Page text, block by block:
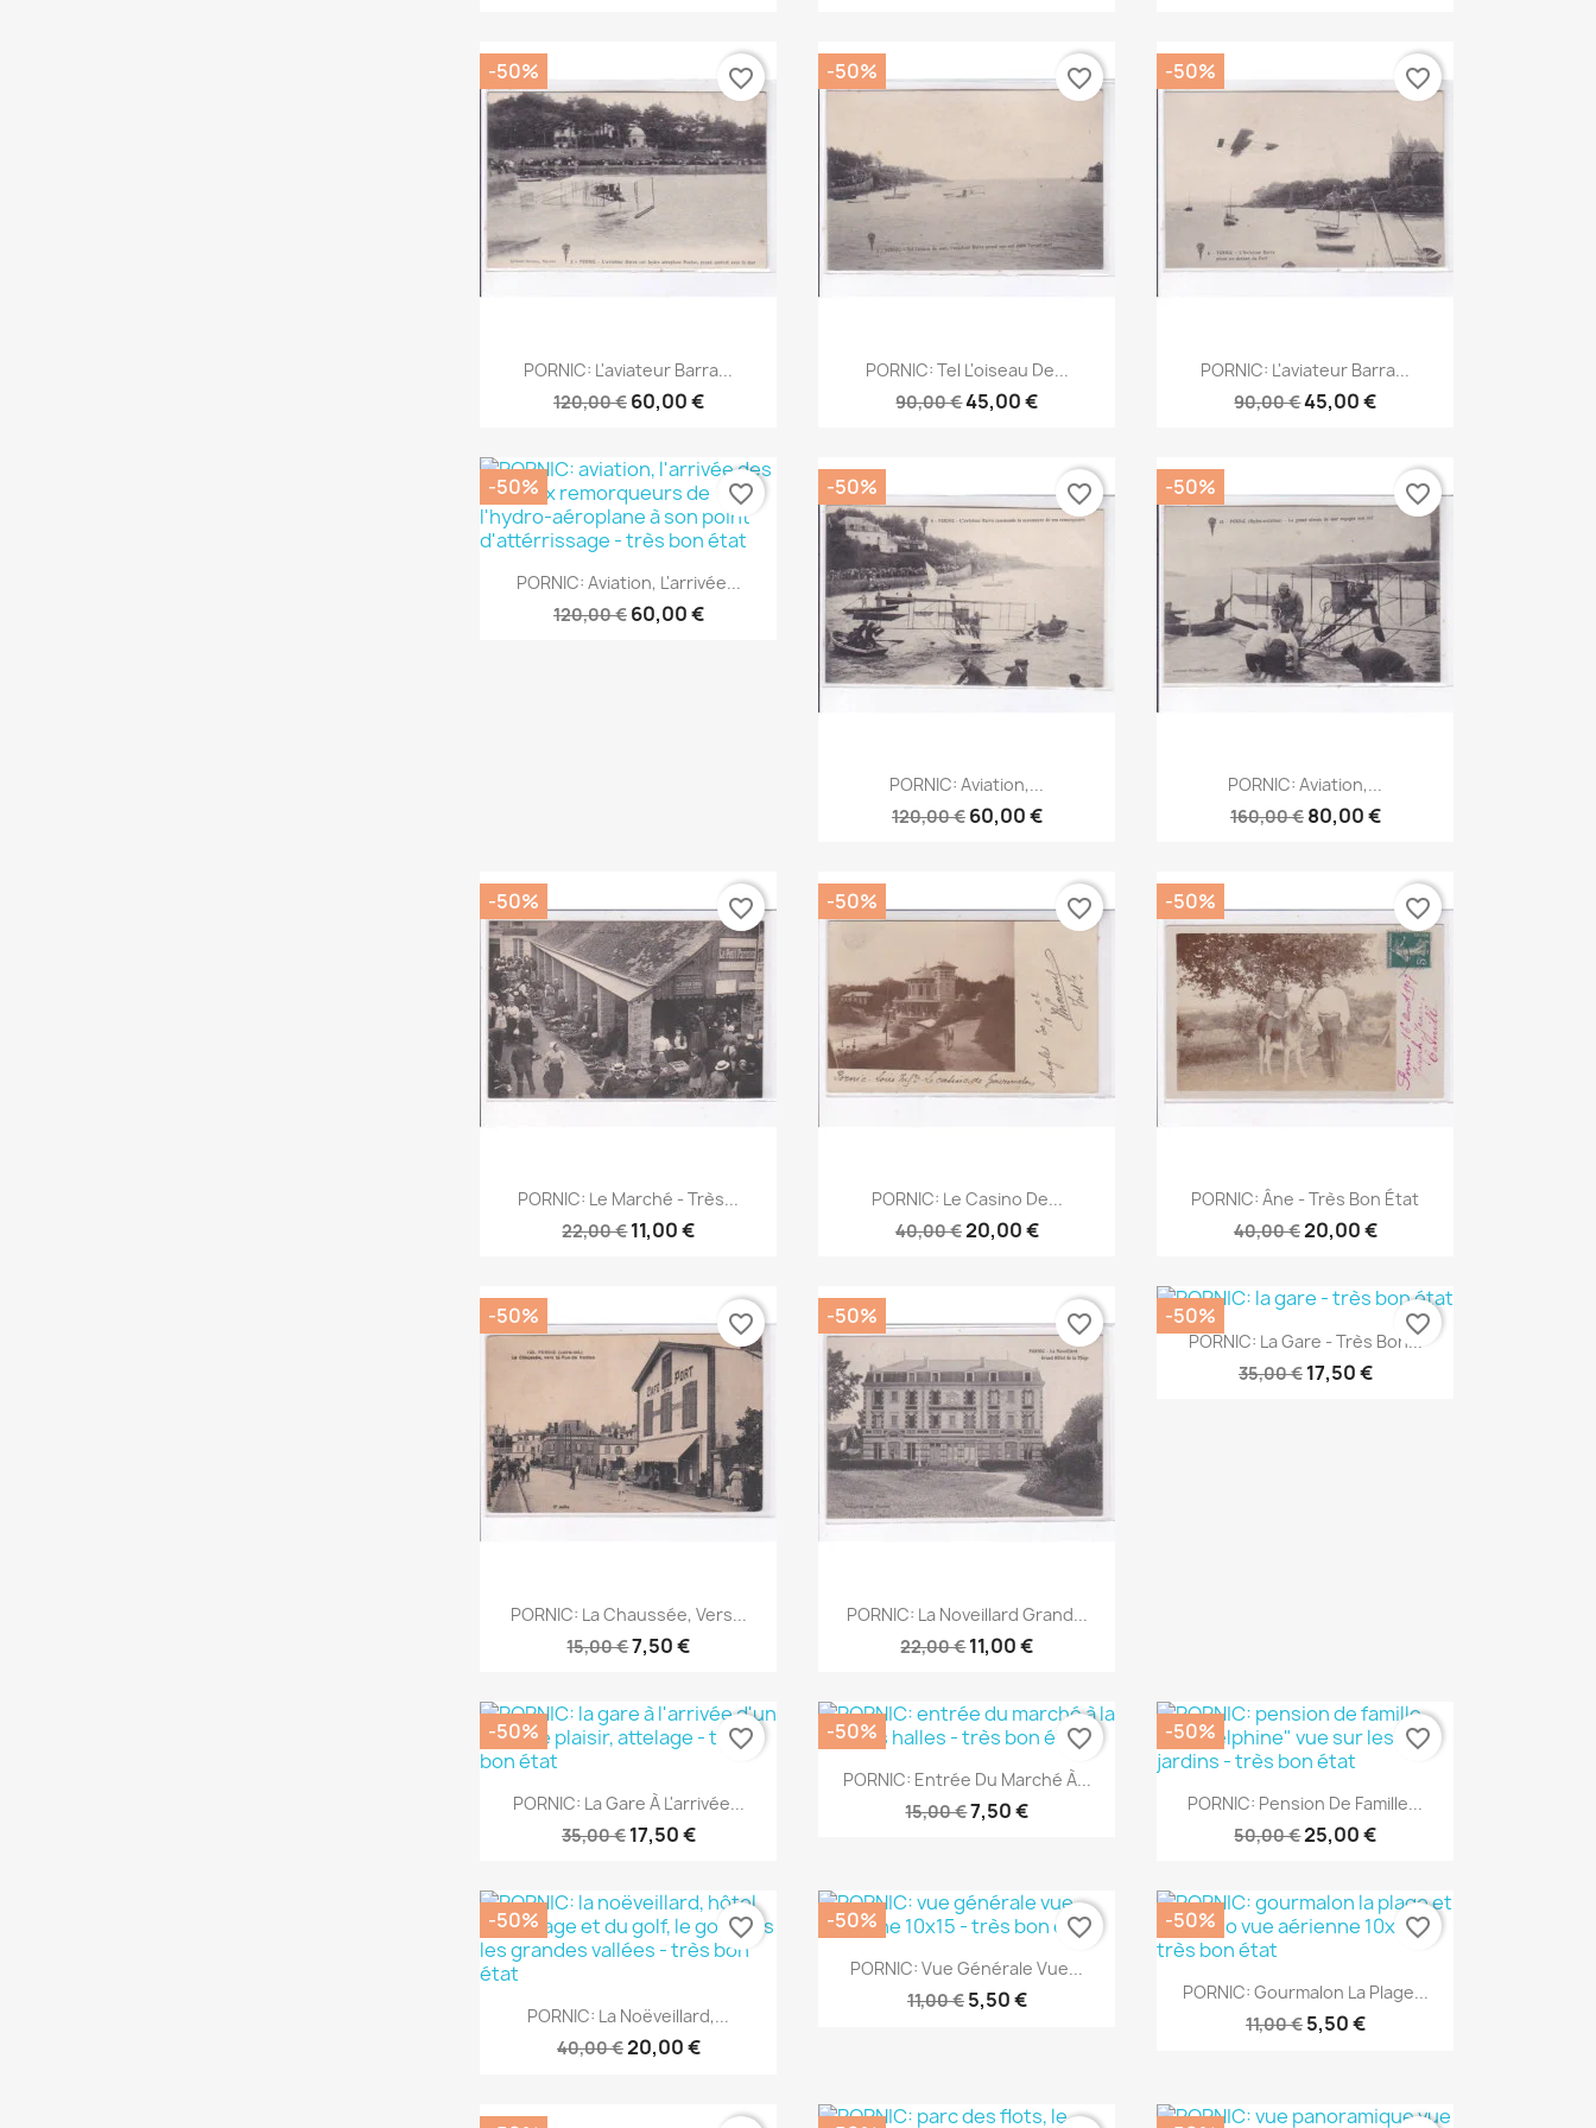
Aperçu rapide
PORNIC: L'aviateur Barra...
120,00 € 60,00 €
-50% favorite_border
Aperçu rapide
PORNIC: Tel L'oiseau De...
90,00 €45,00 €
-50% favorite_border
Aperçu rapide
PORNIC: L'aviateur Barra...
90,00 €45,00 €
-50% favorite_border
Aperçu rapide
PORNIC: Aviation, L'arrivée...
120,00 € 60,00 €
-50% favorite_border
Aperçu rapide
PORNIC: Aviation,...
120,00 € 60,00 €
-50% favorite_border
Aperçu rapide
PORNIC: Aviation,...
160,00 € 80,00 €
-50% favorite_border
Aperçu rapide
PORNIC: Le Marché - Très...
22,00 €11,00 €
-50% favorite_border
Aperçu rapide
PORNIC: Le Casino De...
40,00 €20,00 €
-50% favorite_border
Aperçu rapide
PORNIC: Âne - Très Bon État
40,00 €20,00 €
-50% favorite_border
Aperçu rapide
PORNIC: La Chaussée, Vers...
15,00 €7,50 €
-50% favorite_border
 Aperçu rapide
PORNIC: La Noveillard Grand...
22,00 €11,00 €
-50% favorite_border Aperçu rapide
PORNIC: La Gare - Très Bon...
35,00 € 17,50 €
-50% favorite_border
Aperçu rapide
PORNIC: La Gare À L'arrivée...
35,00 € 17,50 €
-50%
favorite_border
 Aperçu rapide
PORNIC: Entrée Du Marché À...
15,00 €7,50 €
-50% favorite_border
Aperçu rapide
PORNIC: Pension De Famille...
50,00 €25,00 €
-50% favorite_border
Aperçu rapide
PORNIC: La Noëveillard,...
40,00 €20,00 €
-50%
favorite_border
Aperçu rapide
PORNIC: Vue Générale Vue...
11,00 € 5,50 €
-50% favorite_border
Aperçu rapide
PORNIC: Gourmalon La Plage...
11,00 € 5,50 €
-50% favorite_border